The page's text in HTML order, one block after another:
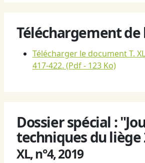
Téléchargement
Télécharger le document T.
417-422. (Pdf - 123 Ko)
Dossier spécial :
techniques du liège
XL, n°4, 2019